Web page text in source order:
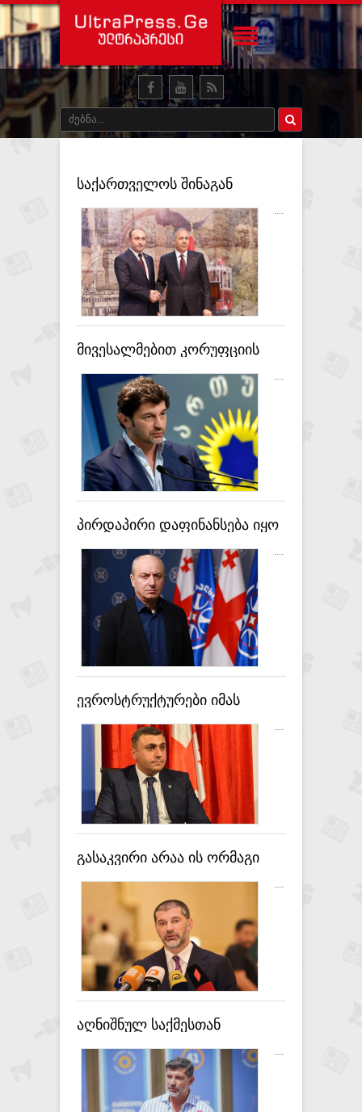
საქართველოს შინაგან
საქმეთა მინისტრი თურქ
კოლეგას, ალი იერლიქაიას
შეხვდა
....
მივესალმებით კორუფციის
წინააღმდეგ ბრძოლას,
სასიამოვნოა, რომ შესაბამისი
უწყებები დგამენ კონკრეტულ
ნაბიჯებს - კახა კალაძე
....
პირდაპირი დაფინანსება იყო
NGO-სექტორში იმისთვის,
რომ აქ უკანონოდ შეეცვალათ
ხელისუფლება და
რადიკალური პროცესები
ყოფილიყო - გურამ
მაჭარაშვილი
ევროსტრუქტურები იმას
ამჩნევენ, რაც აწყობთ და ვერ
ხედავენ იმას, რაც მათ
დამოკიდებულებას აშიშვლებს
- დავით მათიკაშვილი
....
გასაკვირი არაა ის ორმაგი
სტანდარტები, რასაც ბოლო
წლებში ევროპელი
ბიუროკრატების მხრიდან
ჩვენი ქვეყნის მიმართ
ვხედავთ - კახა კალაძე
ევროკომისიის ანგარიშზე
აღნიშნულ საქმესთან
დაკავშირებით, ჩემი
გამოძიებასთან
სათანამშრომლო არაფერი
....